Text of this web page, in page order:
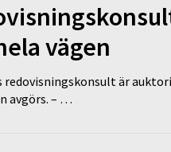
vägen
är
avgörs. – …